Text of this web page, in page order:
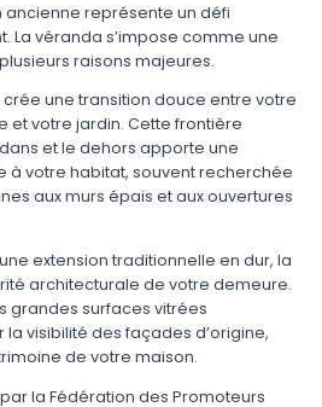
ancienne représente un défi
La véranda s’impose comme une
raisons majeures.
crée une transition douce entre votre
et votre jardin. Cette frontière
et le dehors apporte une
à votre habitat, souvent recherchée
aux murs épais et aux ouvertures
extension traditionnelle en dur, la
architecturale de votre demeure.
grandes surfaces vitrées
visibilité des façades d’origine,
de votre maison.
la Fédération des Promoteurs